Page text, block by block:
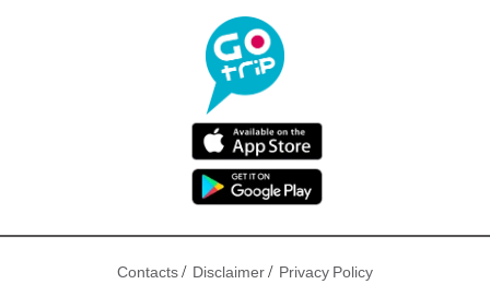
Contacts/ Disclaimer/ Privacy Policy